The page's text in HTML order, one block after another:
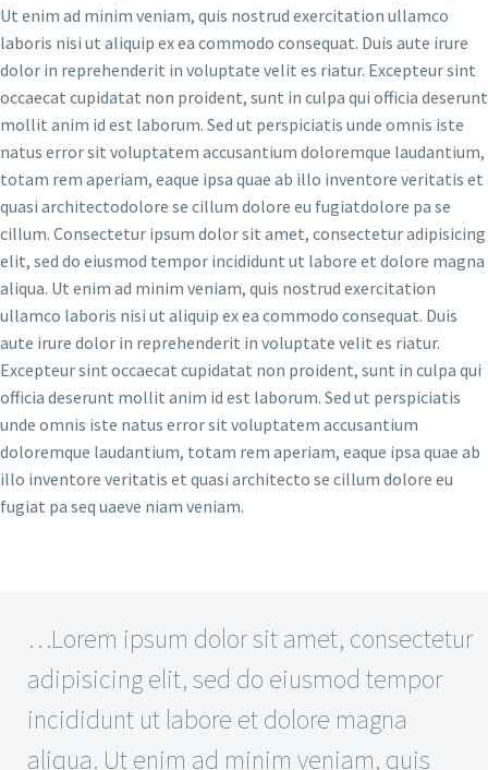
Ut enim ad minim veniam, quis nostrud exercitation ullamco
laboris nisi ut aliquip ex ea commodo consequat. Duis aute irure
dolor in reprehenderit in voluptate velit es riatur. Excepteur sint
occaecat cupidatat non proident, sunt in culpa qui officia deserunt
mollit anim id est laborum. Sed ut perspiciatis unde omnis iste
natus error sit voluptatem accusantium doloremque laudantium,
totam rem aperiam, eaque ipsa quae ab illo inventore veritatis et
quasi architectodolore se cillum dolore eu fugiatdolore pa se
cillum. Consectetur ipsum dolor sit amet, consectetur adipisicing
elit, sed do eiusmod tempor incididunt ut labore et dolore magna
aliqua. Ut enim ad minim veniam, quis nostrud exercitation
ullamco laboris nisi ut aliquip ex ea commodo consequat. Duis
aute irure dolor in reprehenderit in voluptate velit es riatur.
Excepteur sint occaecat cupidatat non proident, sunt in culpa qui
officia deserunt mollit anim id est laborum. Sed ut perspiciatis
unde omnis iste natus error sit voluptatem accusantium
doloremque laudantium, totam rem aperiam, eaque ipsa quae ab
illo inventore veritatis et quasi architecto se cillum dolore eu
fugiat pa seq uaeve niam veniam.
…Lorem ipsum dolor sit amet, consectetur
adipisicing elit, sed do eiusmod tempor
incididunt ut labore et dolore magna
aliqua. Ut enim ad minim veniam, quis